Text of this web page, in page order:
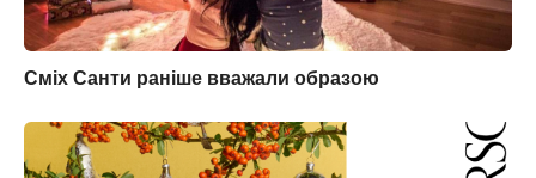
Сміх Санти раніше вважали образою